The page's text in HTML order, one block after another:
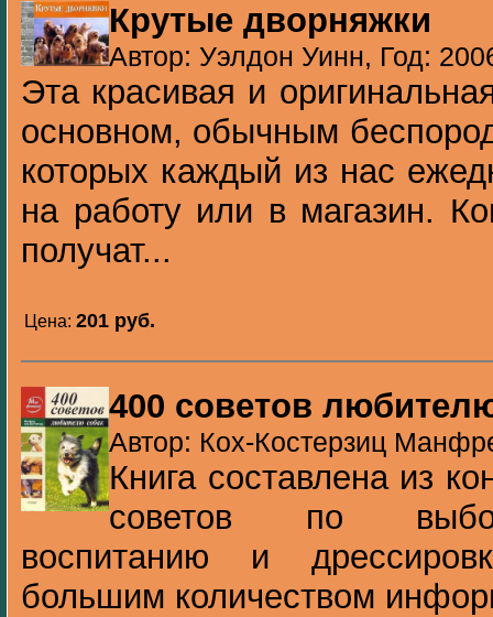
Крутые дворняжки
Автор: Уэлдон Уинн, Год:
Эта красивая и
основном, обычным
которых каждый из нас
на работу или в магазин.
получат...
Цена: 201 pуб.
400 советов
Автор: Кох-Костерзиц
Книга составлена из
советов по
воспитанию и
большим количеством